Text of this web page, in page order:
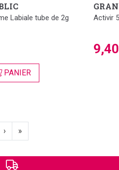
Labiale tube de 2g
PANIER
Activir
› »